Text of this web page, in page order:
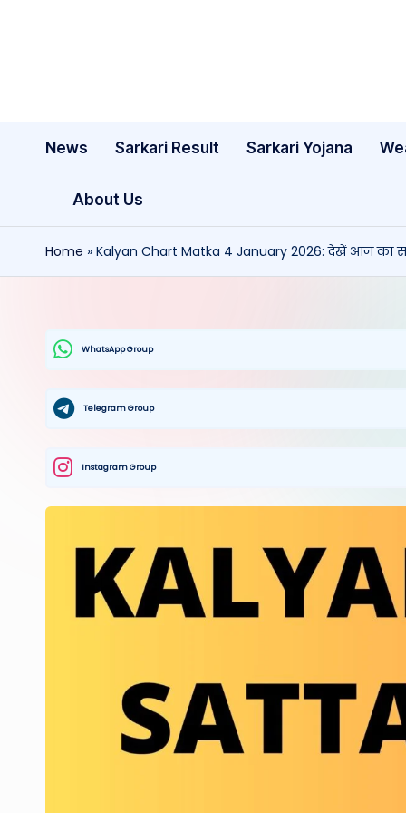
News Sarkari Result Sarkari Yojana
About Us
Home » Kalyan Chart Matka 4 January 2026: देखें आज का
WhatsApp Group
Telegram Group
Instagram Group